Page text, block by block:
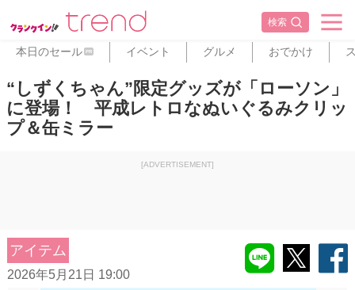
検索
本日のセール PR イベント グルメ おでかけ
“しずくちゃん”限定グッズが「ローソン」
に登場！ 平成レトロなぬいぐるみクリッ
プ＆缶ミラー
[ADVERTISEMENT]
アイテム
2026年5月21日 19:00